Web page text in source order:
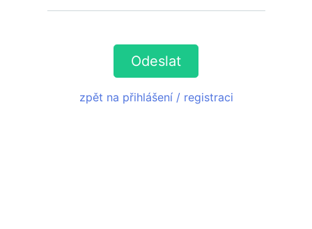
zpět na přihlášení / registraci